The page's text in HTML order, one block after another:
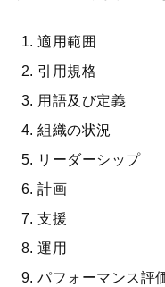
適用範囲
引用規格
用語及び定義
組織の状況
リーダーシップ
計画
支援
運用
パフォーマンス評